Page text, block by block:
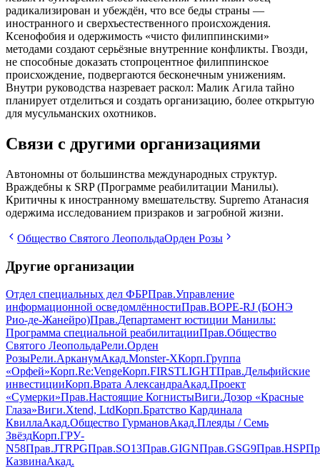
радикализирован и убеждён, что все беды страны —
иностранного и сверхъестественного происхождения.
Ксенофобия и одержимость «чисто филиппинскими»
методами создают серьёзные внутренние конфликты. Гвозди,
не способные доказать стопроцентное филиппинское
происхождение, подвергаются бесконечным унижениям.
Внутри руководства назревает раскол: Малик Агила тайно
планирует отделиться и создать организацию, более открытую
для мусульманских охотников.
Связи с другими организациями
Автономны от большинства международных структур.
Враждебны к SRP (Программе реабилитации Манилы).
Критичны к иностранному вмешательству. Supremo Атанасия
одержима исследованием призраков и загробной жизни.
Общество Святого ЛеопольдаОрден Розы
Другие организации
Отдел специальных дел ФБРПрав.Управление
информационной осведомлённостиПрав.BOPE-RJ (БОНЭ
Рио-де-Жанейро)Прав.Департамент юстиции Манилы:
Программа специальной реабилитацииПрав.Общество
Святого ЛеопольдаРели.Орден
РозыРели.АрканумАкад.Monster-XКорп.Группа
«Орфей»Корп.Re:VengeКорп.FIRSTLIGHTПрав.Дельфийские
инвестицииКорп.Врата АлександраАкад.Проект
«Сумерки»Прав.Настоящие КогнистыВиги.Дозор «Красные
Глаза»Виги.Xtend, LtdКорп.Братство Кардинала
КвиллаАкад.Общество ГурмановАкад.Плеяды / Семь
ЗвёздКорп.ГРУ-
N58Прав.JTRPGПрав.SO13Прав.GIGNПрав.GSG9Прав.HSP
КазвинаАкад.